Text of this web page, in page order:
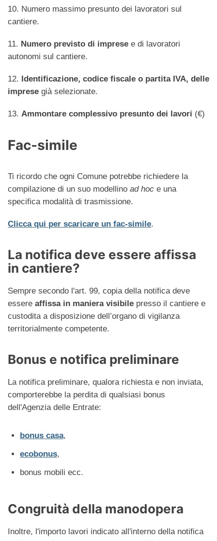
10. Numero massimo presunto dei lavoratori sul
cantiere.
11. Numero previsto di imprese e di lavoratori
autonomi sul cantiere.
12. Identificazione, codice fiscale o partita IVA, delle
imprese già selezionate.
13. Ammontare complessivo presunto dei lavori (€)
Fac-simile
Ti ricordo che ogni Comune potrebbe richiedere la
compilazione di un suo modellino ad hoc e una
specifica modalità di trasmissione.
Clicca qui per scaricare un fac-simile.
La notifica deve essere affissa
in cantiere?
Sempre secondo l'art. 99, copia della notifica deve
essere affissa in maniera visibile presso il cantiere e
custodita a disposizione dell’organo di vigilanza
territorialmente competente.
Bonus e notifica preliminare
La notifica preliminare, qualora richiesta e non inviata,
comporterebbe la perdita di qualsiasi bonus
dell'Agenzia delle Entrate:
bonus casa,
ecobonus,
bonus mobili ecc.
Congruità della manodopera
Inoltre, l'importo lavori indicato all'interno della notifica